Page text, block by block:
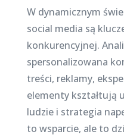
W dynamicznym
social media są
konkurencyjnej.
spersonalizowana
treści, reklamy,
elementy kształtują
ludzie i strategia
to wsparcie, ale to